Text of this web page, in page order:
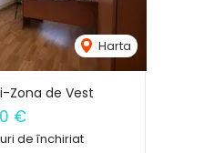
Harta
Zona de Vest
€
de închiriat